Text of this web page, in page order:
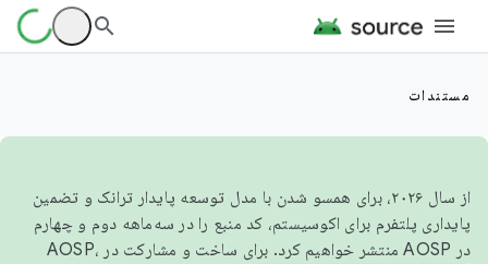
مستندات
از سال ۲۰۲۶، برای همسو شدن با مدل توسعه پایدار ترانک و تضمین
پایداری پلتفرم برای اکوسیستم، کد منبع را در سه‌ماهه دوم و چهارم
در AOSP منتشر خواهیم کرد. برای ساخت و مشارکت در AOSP،